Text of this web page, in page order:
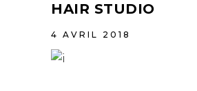
HAIR STUDIO
4 AVRIL 2018